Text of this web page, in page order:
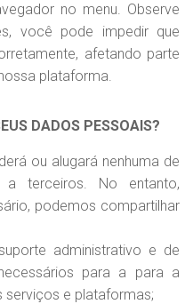
no menu. Observe
você pode impedir que
afetando parte
plataforma.
DADOS PESSOAIS?
ou alugará nenhuma de
a terceiros. No entanto,
podemos compartilhar
administrativo e de
para a para a
e plataformas;